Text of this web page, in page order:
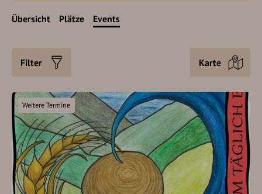
Übersicht Plätze Events
Filter Karte
Weitere Termine